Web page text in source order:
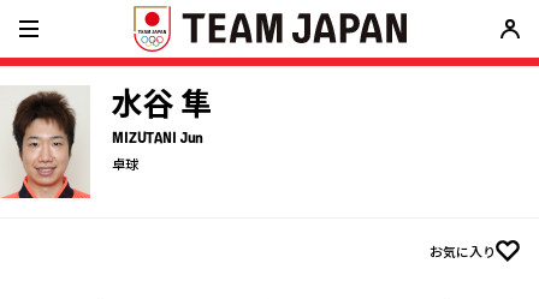
水谷 隼
MIZUTANI Jun
卓球
お気に入り